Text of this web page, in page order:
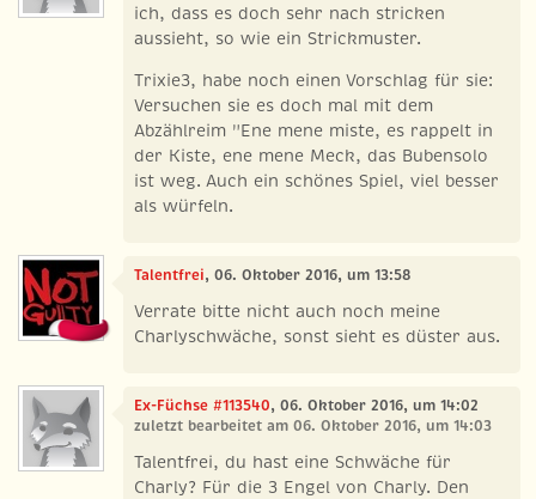
ich, dass es doch sehr nach stricken
aussieht, so wie ein Strickmuster.
Trixie3, habe noch einen Vorschlag für sie:
Versuchen sie es doch mal mit dem
Abzählreim "Ene mene miste, es rappelt in
der Kiste, ene mene Meck, das Bubensolo
ist weg. Auch ein schönes Spiel, viel besser
als würfeln.
Talentfrei, 06. Oktober 2016, um 13:58
Verrate bitte nicht auch noch meine
Charlyschwäche, sonst sieht es düster aus.
Ex-Füchse #113540, 06. Oktober 2016, um 14:02
zuletzt bearbeitet am 06. Oktober 2016, um 14:03
Talentfrei, du hast eine Schwäche für
Charly? Für die 3 Engel von Charly. Den